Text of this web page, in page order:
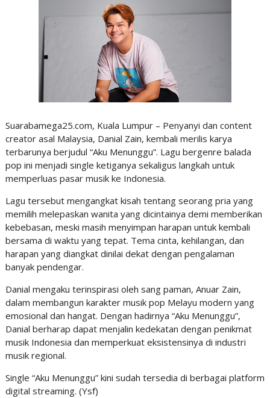
Suarabamega25.com, Kuala Lumpur – Penyanyi dan content
creator asal Malaysia, Danial Zain, kembali merilis karya
terbarunya berjudul “Aku Menunggu”. Lagu bergenre balada
pop ini menjadi single ketiganya sekaligus langkah untuk
memperluas pasar musik ke Indonesia.
Lagu tersebut mengangkat kisah tentang seorang pria yang
memilih melepaskan wanita yang dicintainya demi memberikan
kebebasan, meski masih menyimpan harapan untuk kembali
bersama di waktu yang tepat. Tema cinta, kehilangan, dan
harapan yang diangkat dinilai dekat dengan pengalaman
banyak pendengar.
Danial mengaku terinspirasi oleh sang paman, Anuar Zain,
dalam membangun karakter musik pop Melayu modern yang
emosional dan hangat. Dengan hadirnya “Aku Menunggu”,
Danial berharap dapat menjalin kedekatan dengan penikmat
musik Indonesia dan memperkuat eksistensinya di industri
musik regional.
Single “Aku Menunggu” kini sudah tersedia di berbagai platform
digital streaming. (Ysf)